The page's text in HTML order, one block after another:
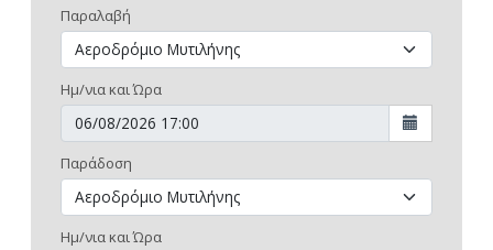
Παραλαβή
Ημ/νια και Ώρα
Παράδοση
Ημ/νια και Ώρα